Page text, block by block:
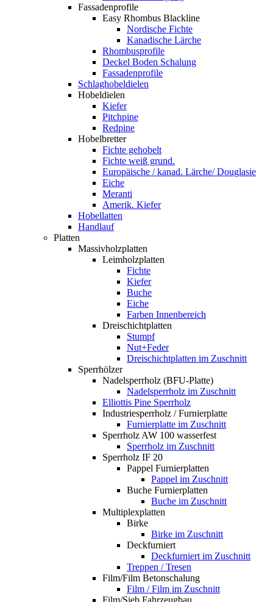
Fassadenprofile
Easy Rhombus Blackline
Nordische Fichte
Kanadische Lärche
Rhombusprofile
Deckel Boden Schalung
Fassadenprofile
Schlaghobeldielen
Hobeldielen
Kiefer
Pitchpine
Redpine
Hobelbretter
Fichte gehobelt
Fichte weiß grund.
Europäische / kanad. Lärche/ Douglasie
Eiche
Meranti
Amerik. Kiefer
Hobellatten
Handlauf
Platten
Massivholzplatten
Leimholzplatten
Fichte
Kiefer
Buche
Eiche
Farben Innenbereich
Dreischichtplatten
Stumpf
Nut+Feder
Dreischichtplatten im Zuschnitt
Sperrhölzer
Nadelsperrholz (BFU-Platte)
Nadelsperrholz im Zuschnitt
Elliottis Pine Sperrholz
Industriesperrholz / Furnierplatte
Furnierplatte im Zuschnitt
Sperrholz AW 100 wasserfest
Sperrholz im Zuschnitt
Sperrholz IF 20
Pappel Furnierplatten
Pappel im Zuschnitt
Buche Furnierplatten
Buche im Zuschnitt
Multiplexplatten
Birke
Birke im Zuschnitt
Deckfurniert
Deckfurniert im Zuschnitt
Treppen / Tresen
Film/Film Betonschalung
Film / Film im Zuschnitt
Film/Sieb Fahrzeugbau